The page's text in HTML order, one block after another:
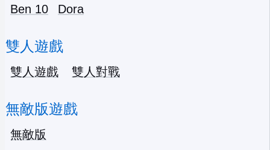
Ben 10
Dora
雙人遊戲
雙人遊戲 雙人對戰
無敵版遊戲
無敵版